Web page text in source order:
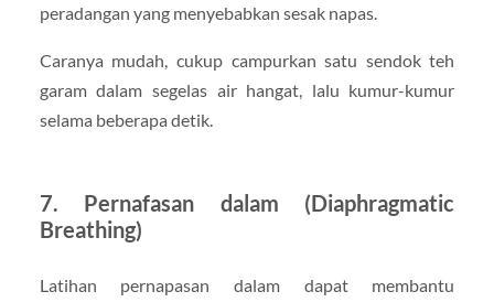
peradangan yang menyebabkan sesak napas.
Caranya mudah, cukup campurkan satu sendok teh
garam dalam segelas air hangat, lalu kumur-kumur
selama beberapa detik.
7. Pernafasan dalam (Diaphragmatic
Breathing)
Latihan pernapasan dalam dapat membantu